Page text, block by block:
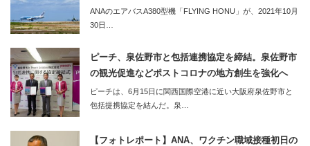
ル）へ。同便利用のツアーの2泊3日のツアーも販売
開始
ANAのエアバスA380型機「FLYING HONU」が、2021年10月
30日…
ピーチ、泉佐野市と包括連携協定を締結。泉佐野市
の観光促進などポストコロナの地方創生を強化へ
ピーチは、6月15日に関西国際空港に近い大阪府泉佐野市と
包括提携協定を結んだ。泉…
【フォトレポート】ANA、ワクチン職域接種初日の